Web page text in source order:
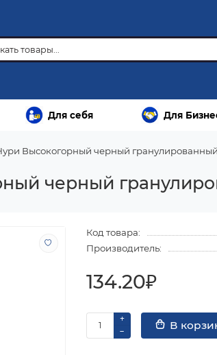
Для себя Для
Высокогорный черный
черный
Код товара:
Производитель:
134.20₽
В